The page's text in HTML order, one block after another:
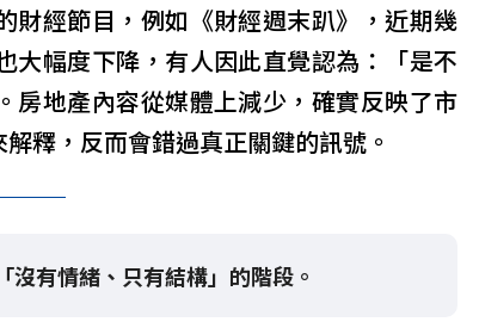
財經節目，例如《財經週末趴》，近期幾
大幅度下降，有人因此直覺認為：「是不
房地產內容從媒體上減少，確實反映了市
釋，反而會錯過真正關鍵的訊號。
沒有情緒、只有結構」的階段。